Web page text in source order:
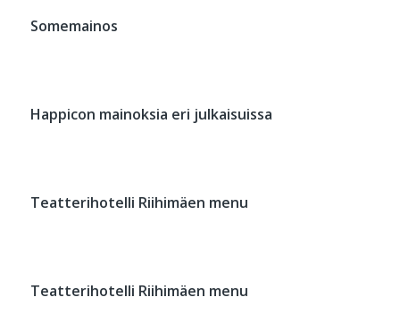
Somemainos
Happicon mainoksia eri julkaisuissa
Teatterihotelli Riihimäen menu
Teatterihotelli Riihimäen menu